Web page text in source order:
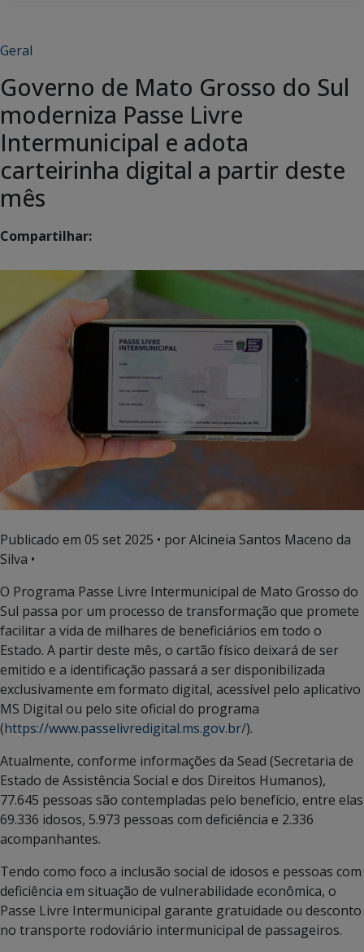
Geral
Governo de Mato Grosso do Sul
moderniza Passe Livre
Intermunicipal e adota
carteirinha digital a partir deste
mês
Compartilhar:
Publicado em 05 set 2025 • por Alcineia Santos Maceno da
Silva •
O Programa Passe Livre Intermunicipal de Mato Grosso do
Sul passa por um processo de transformação que promete
facilitar a vida de milhares de beneficiários em todo o
Estado. A partir deste mês, o cartão físico deixará de ser
emitido e a identificação passará a ser disponibilizada
exclusivamente em formato digital, acessível pelo aplicativo
MS Digital ou pelo site oficial do programa
(https://www.passelivredigital.ms.gov.br/).
Atualmente, conforme informações da Sead (Secretaria de
Estado de Assistência Social e dos Direitos Humanos),
77.645 pessoas são contempladas pelo benefício, entre elas
69.336 idosos, 5.973 pessoas com deficiência e 2.336
acompanhantes.
Tendo como foco a inclusão social de idosos e pessoas com
deficiência em situação de vulnerabilidade econômica, o
Passe Livre Intermunicipal garante gratuidade ou desconto
no transporte rodoviário intermunicipal de passageiros.